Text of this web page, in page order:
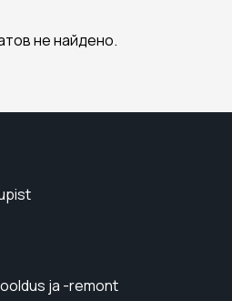
не найдено.
ja -remont